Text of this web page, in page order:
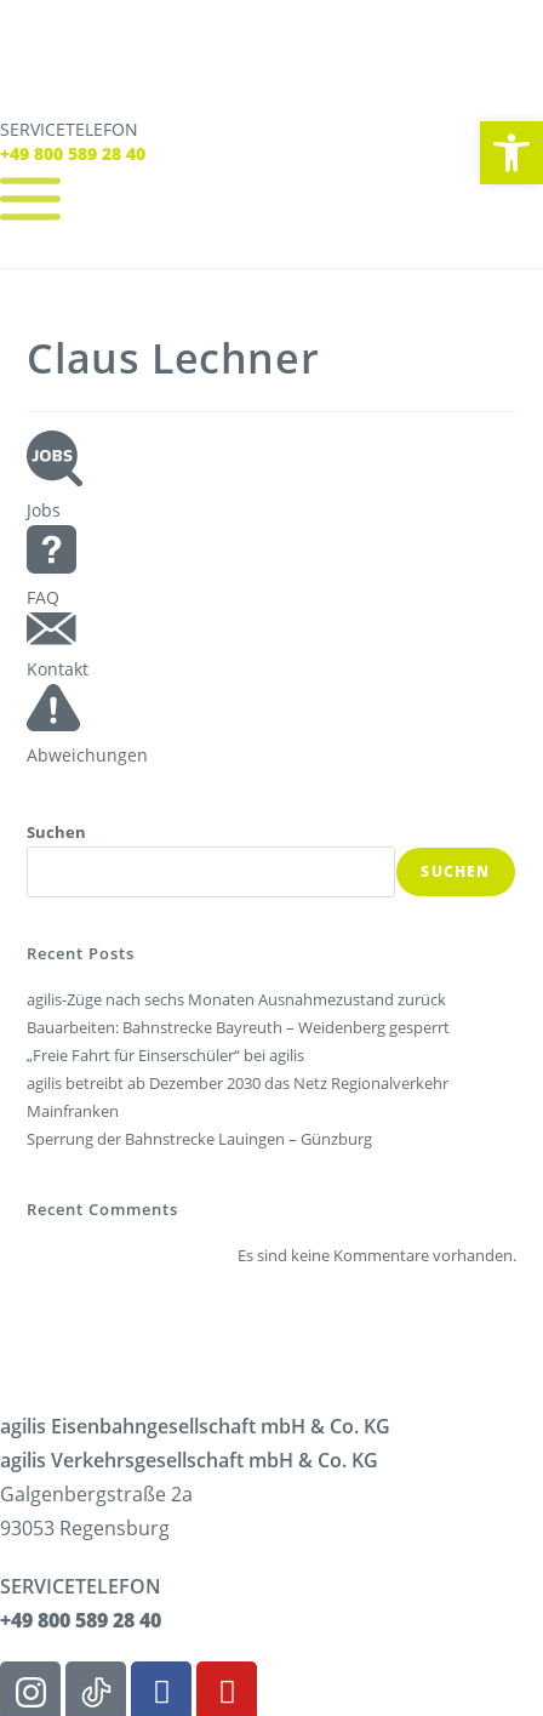
SERVICETELEFON
+49 800 589 28 40
SERVICE TELEFON
+49 800 589 28 40
Tickets
Freizeit
Claus Lechner
Jobs
FAQ
Kontakt
Abweichungen
Suchen
SUCHEN
Recent Posts
agilis-Züge nach sechs Monaten Ausnahmezustand zurück
Bauarbeiten: Bahnstrecke Bayreuth – Weidenberg gesperrt
„Freie Fahrt für Einserschüler“ bei agilis
agilis betreibt ab Dezember 2030 das Netz Regionalverkehr
Mainfranken
Sperrung der Bahnstrecke Lauingen – Günzburg
Recent Comments
Es sind keine Kommentare vorhanden.
agilis Eisenbahngesellschaft mbH & Co. KG
agilis Verkehrsgesellschaft mbH & Co. KG
Galgenbergstraße 2a
93053 Regensburg
SERVICETELEFON
+49 800 589 28 40